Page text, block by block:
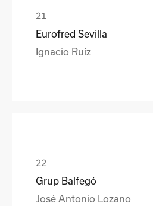
Eurofred Sevilla
Ignacio Ruíz
Grup Balfegó
José Antonio Lozano